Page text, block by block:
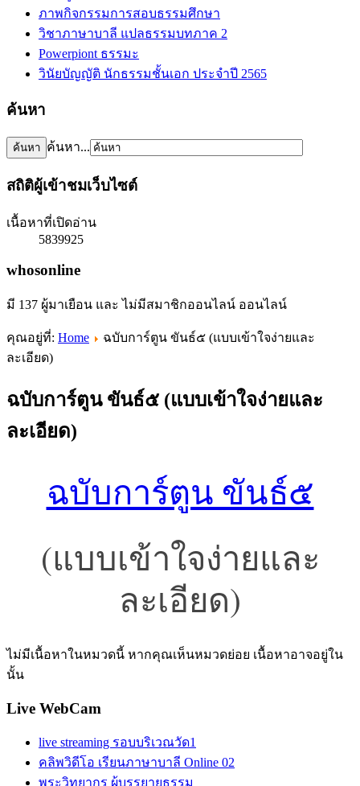
ภาพกิจกรรมการสอบธรรมศึกษา
วิชาภาษาบาลี แปลธรรมบทภาค 2
Powerpiont ธรรมะ
วินัยบัญญัติ นักธรรมชั้นเอก ประจำปี 2565
ค้นหา
ค้นหา...
สถิติผู้เข้าชมเว็บไซต์
เนื้อหาที่เปิดอ่าน
5839925
whosonline
มี 137 ผู้มาเยือน และ ไม่มีสมาชิกออนไลน์ ออนไลน์
คุณอยู่ที่: Home
ฉบับการ์ตูน ขันธ์๕ (แบบเข้าใจง่ายและ
ละเอียด)
ฉบับการ์ตูน ขันธ์๕ (แบบเข้าใจง่ายและ
ละเอียด)
ฉบับการ์ตูน ขันธ์๕
(แบบเข้าใจง่ายและ
ละเอียด)
ไม่มีเนื้อหาในหมวดนี้ หากคุณเห็นหมวดย่อย เนื้อหาอาจอยู่ใน
นั้น
Live WebCam
live streaming รอบบริเวณวัด1
คลิพวิดีโอ เรียนภาษาบาลี Online 02
พระวิทยากร ผู้บรรยายธรรม